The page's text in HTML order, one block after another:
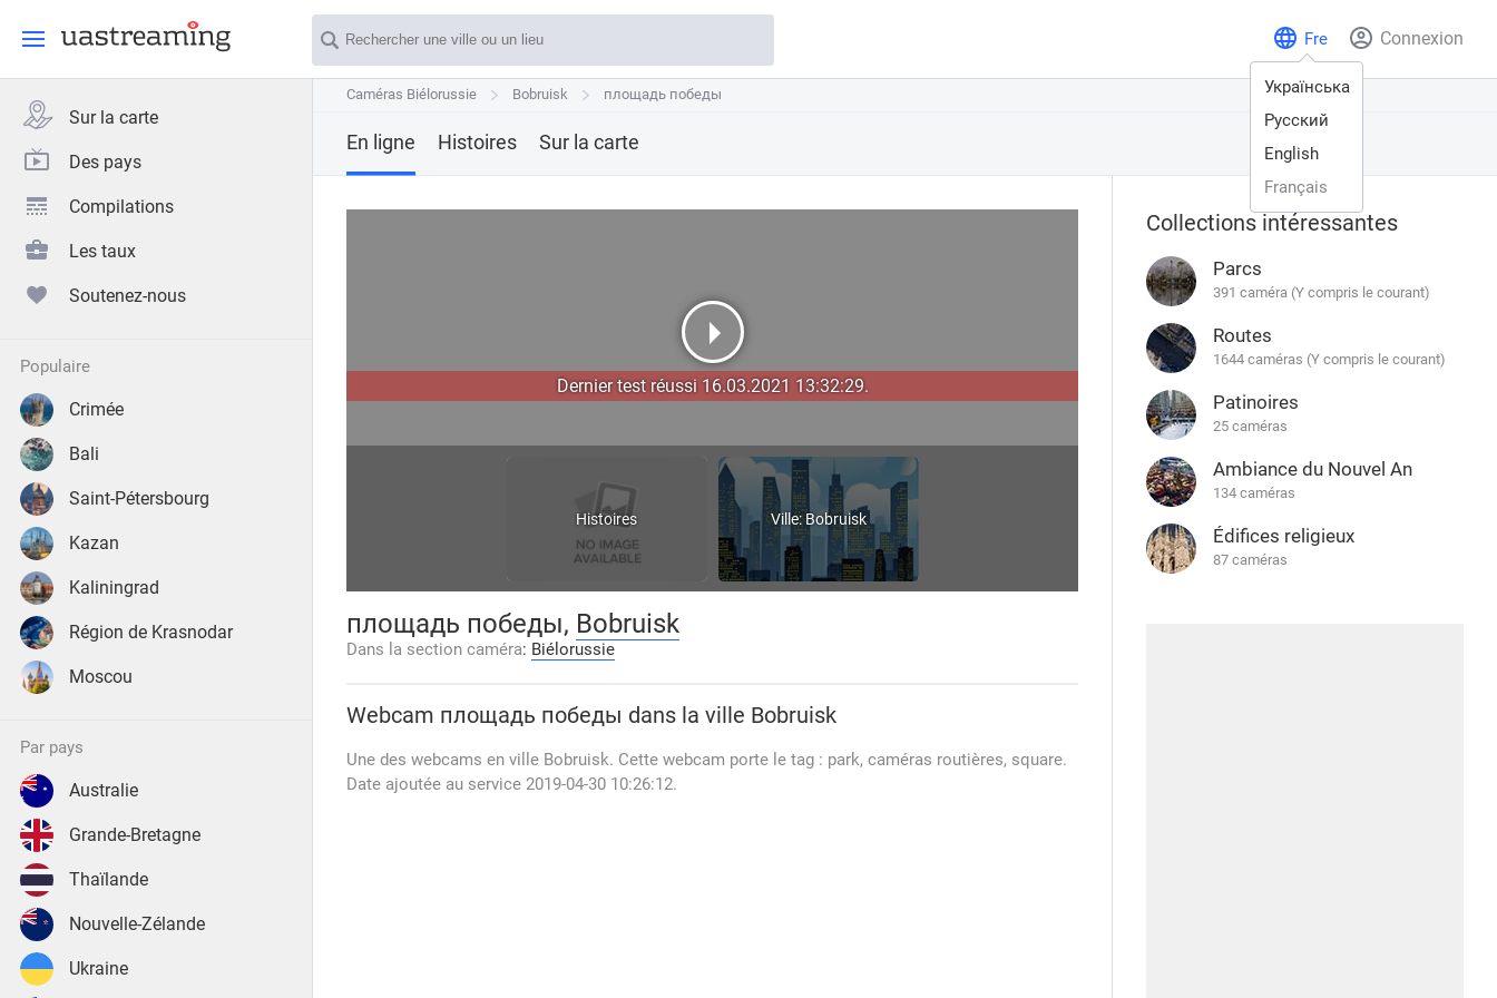
Connexion
Fre
Українська
Русский
English
Français
Sur la carte
Des pays
Compilations
Les taux
Soutenez-nous
populaire
Crimée
Bali
Saint-Pétersbourg
Kazan
Kaliningrad
Région de Krasnodar
Moscou
par pays
Australie
Grande-Bretagne
Thaïlande
Nouvelle-Zélande
Ukraine
Caméras Biélorussie Bobruisk площадь победы
Caméras Biélorussie Bobruisk площадь победы
En ligne Histoires Sur la carte
Dernier test réussi 16.03.2021 13:32:29.
Histoires Ville: Bobruisk
площадь победы, Bobruisk
Dans la section caméra: Biélorussie
Webcam площадь победы dans la ville Bobruisk
Une des webcams en ville Bobruisk. Cette webcam porte le tag : park, caméras routières, square.
Date ajoutée au service 2019-04-30 10:26:12.
Collections intéressantes
Parcs
391 caméra (Y compris le courant)
Routes
1644 caméras (Y compris le courant)
Patinoires
25 caméras
Ambiance du Nouvel An
134 caméras
Édifices religieux
87 caméras